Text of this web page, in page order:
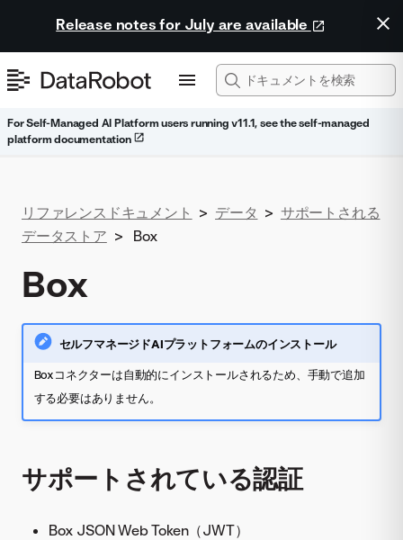
Release notes for July are available
For Self-Managed AI Platform users running v11.1, see the self-managed
platform documentation
リファレンスドキュメント > データ > サポートされる
データストア > Box
Box
セルフマネージドAIプラットフォームのインストール
Boxコネクターは自動的にインストールされるため、手動で追加
する必要はありません。
サポートされている認証
Box JSON Web Token（JWT）